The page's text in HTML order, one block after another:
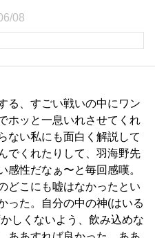
08
る、すごい戦いの中にワン
ホッと一息いれさせてくれ
ない私にも面白く解説して
でくれたりして、羽海野先
感性だなぁ〜と毎回感嘆。
どこにも嘘はなかったとい
った。自分の中の神(はいる
しくないよう、飲み込めな